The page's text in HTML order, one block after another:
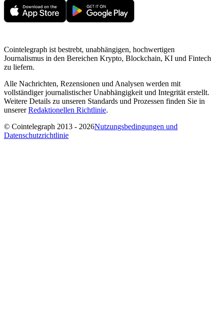
Cointelegraph ist bestrebt, unabhängigen, hochwertigen
Journalismus in den Bereichen Krypto, Blockchain, KI und Fintech
zu liefern.
Alle Nachrichten, Rezensionen und Analysen werden mit
vollständiger journalistischer Unabhängigkeit und Integrität erstellt.
Weitere Details zu unseren Standards und Prozessen finden Sie in
unsererRedaktionellen Richtlinie.
© Cointelegraph 2013 - 2026Nutzungsbedingungen und
Datenschutzrichtlinie